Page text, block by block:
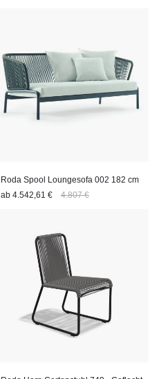
Roda Spool Loungesofa 002 182 cm
ab 4.542,61 € 4.807 €